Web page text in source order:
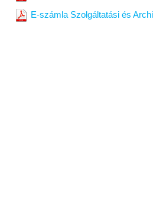
E-számla Szolgáltatási és